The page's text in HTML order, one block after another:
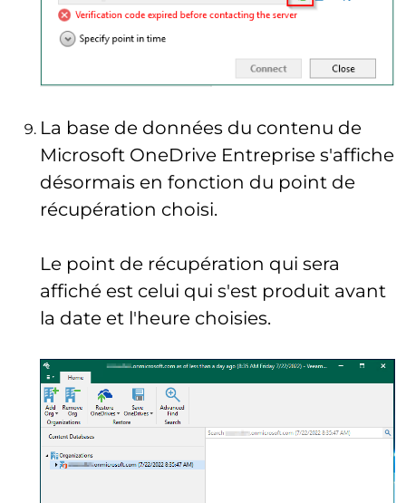
La base de données du contenu de
Microsoft OneDrive Entreprise s'affiche
désormais en fonction du point de
récupération choisi.
Le point de récupération qui sera
affiché est celui qui s'est produit avant
la date et l'heure choisies.